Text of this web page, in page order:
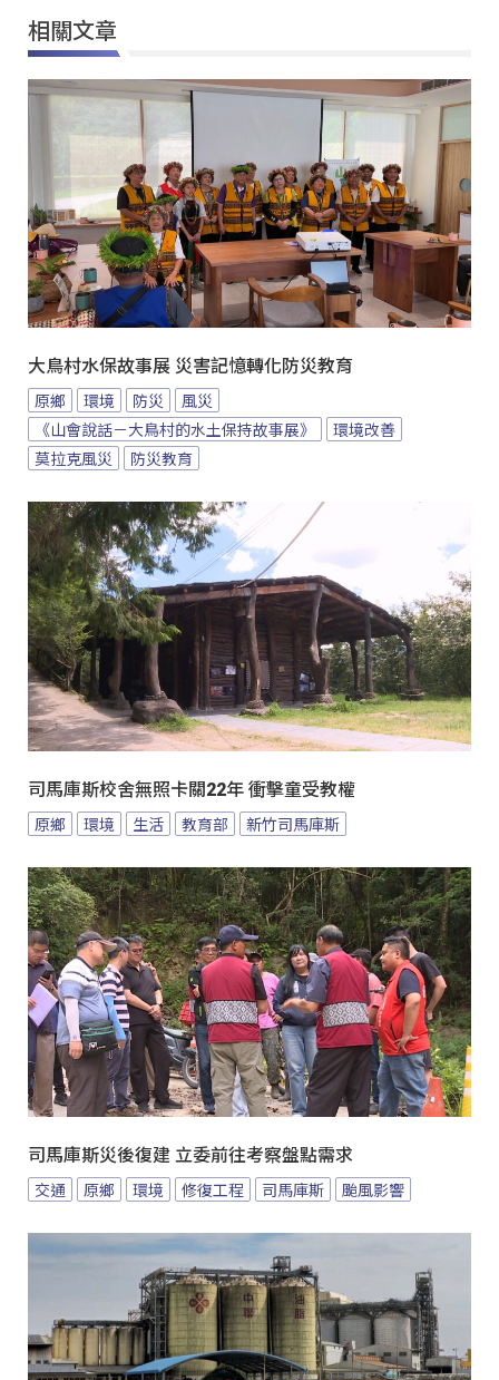
相關文章
大鳥村水保故事展 災害記憶轉化防災教育
原鄉 環境 防災
風災
《山會說話－大鳥村的水土保持故事展》
環境改善
莫拉克風災
防災教育
司馬庫斯校舍無照卡關22年 衝擊童受教權
原鄉 環境 生活 教育部 新竹司馬庫斯
司馬庫斯災後復建 立委前往考察盤點需求
交通 原鄉 環境 修復工程 司馬庫斯 颱風影響